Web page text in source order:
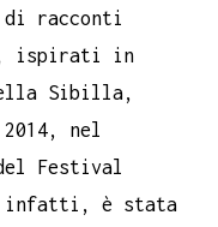
racconti
ispirati in
Sibilla,
2014, nel
Festival
infatti, è stata